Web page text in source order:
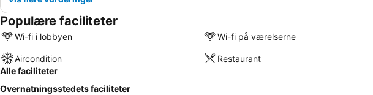
Populære faciliteter
Wi-fi i lobbyen Wi-fi på værelserne
Aircondition Restaurant
Alle faciliteter
Overnatningsstedets faciliteter